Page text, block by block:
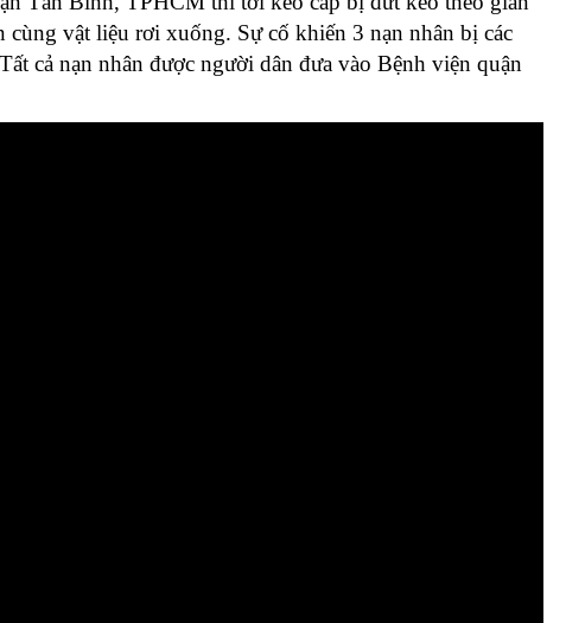
cùng vật liệu rơi xuống. Sự cố khiến 3 nạn nhân bị các
cả nạn nhân được người dân đưa vào Bệnh viện quận